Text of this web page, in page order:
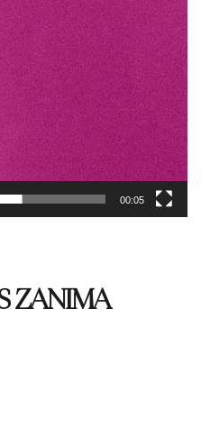
00:05
ZANIMA